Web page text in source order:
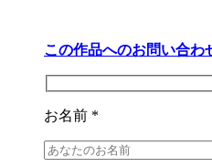
この作品へのお問い合わ
お名前 *